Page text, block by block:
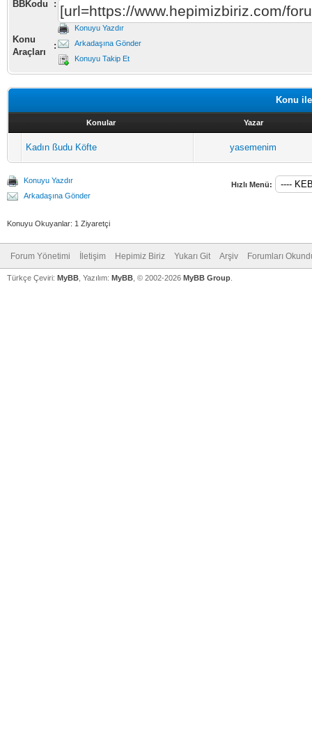
BBKodu :
Konu
Araçları
:
Konuyu Yazdır
Arkadaşına Gönder
Konuyu Takip Et
Konu
Konular Yazar
Kadın ßudu Köfte yasemenim
Konuyu Yazdır
Arkadaşına Gönder
Hızlı Menü:
Konuyu Okuyanlar: 1 Ziyaretçi
Forum Yönetimi İletişim Hepimiz Biriz Yukarı Git Arşiv Forumları
Türkçe Çeviri: MyBB , Yazılım: MyBB , © 2002-2026 MyBB Group